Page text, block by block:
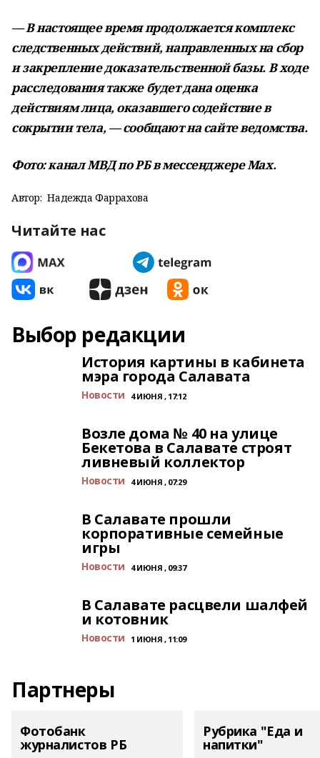
— В настоящее время продолжается комплекс
следственных действий, направленных на сбор
и закрепление доказательственной базы. В ходе
расследования также будет дана оценка
действиям лица, оказавшего содействие в
сокрытии тела, — сообщают на сайте ведомства.
Фото: канал МВД по РБ в мессенджере Мах.
Автор: Надежда Фаррахова
Читайте нас
Выбор редакции
История картины в кабинета
мэра города Салавата
Новости 4 ИЮНЯ , 17:12
Возле дома № 40 на улице
Бекетова в Салавате строят
ливневый коллектор
Новости 4 ИЮНЯ , 07:29
В Салавате прошли
корпоративные семейные
игры
Новости 4 ИЮНЯ , 09:37
В Салавате расцвели шалфей
и котовник
Новости 1 ИЮНЯ , 11:09
Партнеры
Фотобанк
журналистов РБ
Рубрика "Еда и
напитки"